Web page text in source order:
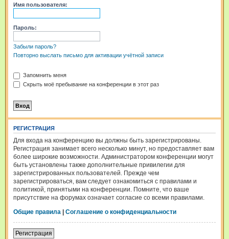
Имя пользователя:
Пароль:
Забыли пароль?
Повторно выслать письмо для активации учётной записи
Запомнить меня
Скрыть моё пребывание на конференции в этот раз
РЕГИСТРАЦИЯ
Для входа на конференцию вы должны быть зарегистрированы.
Регистрация занимает всего несколько минут, но предоставляет вам
более широкие возможности. Администратором конференции могут
быть установлены также дополнительные привилегии для
зарегистрированных пользователей. Прежде чем
зарегистрироваться, вам следует ознакомиться с правилами и
политикой, принятыми на конференции. Помните, что ваше
присутствие на форумах означает согласие со всеми правилами.
Общие правила | Соглашение о конфиденциальности
Регистрация